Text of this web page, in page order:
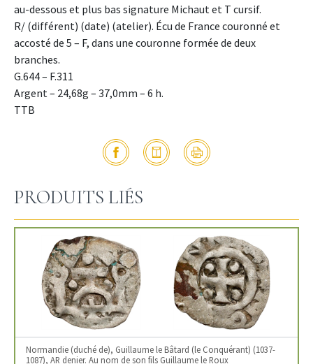
au-dessous et plus bas signature Michaut et T cursif.
R/ (différent) (date) (atelier). Écu de France couronné et
accosté de 5 – F, dans une couronne formée de deux
branches.
G.644 – F.311
Argent – 24,68g – 37,0mm – 6 h.
TTB
PRODUITS LIÉS
Normandie (duché de), Guillaume le Bâtard (le Conquérant) (1037-
1087), AR denier. Au nom de son fils Guillaume le Roux